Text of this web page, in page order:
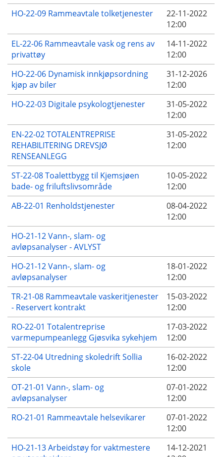
HO-22-09 Rammeavtale tolketjenester
22-11-2022
12:00
EL-22-06 Rammeavtale vask og rens av
privattøy
14-11-2022
12:00
HO-22-06 Dynamisk innkjøpsordning
kjøp av biler
31-12-2026
12:00
HO-22-03 Digitale psykologtjenester
31-05-2022
12:00
EN-22-02 TOTALENTREPRISE
REHABILITERING DREVSJØ
RENSEANLEGG
31-05-2022
12:00
ST-22-08 Toalettbygg til Kjemsjøen
bade- og friluftslivsområde
10-05-2022
12:00
AB-22-01 Renholdstjenester
08-04-2022
12:00
HO-21-12 Vann-, slam- og
avløpsanalyser - AVLYST
HO-21-12 Vann-, slam- og
avløpsanalyser
18-01-2022
12:00
TR-21-08 Rammeavtale vaskeritjenester
- Reservert kontrakt
15-03-2022
12:00
RO-22-01 Totalentreprise
varmepumpeanlegg Gjøsvika sykehjem
17-03-2022
12:00
ST-22-04 Utredning skoledrift Sollia
skole
16-02-2022
12:00
OT-21-01 Vann-, slam- og
avløpsanalyser
07-01-2022
12:00
RO-21-01 Rammeavtale helsevikarer
07-01-2022
12:00
HO-21-13 Arbeidstøy for vaktmestere
14-12-2021